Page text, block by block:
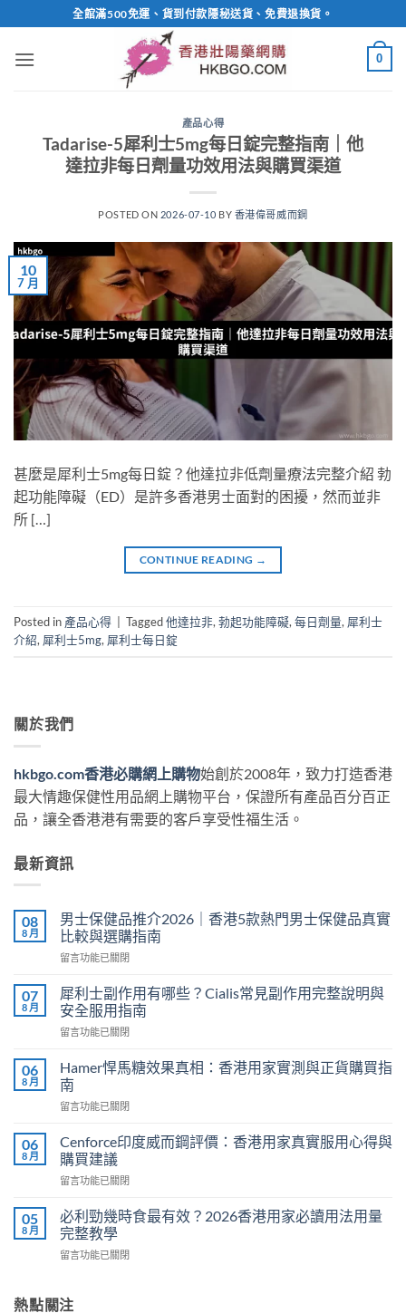
to
content
全館滿500免運、貨到付款隱秘送貨、免費退換貨。
0
產品心得
Tadarise-5犀利士5mg每日錠完整指南｜他
達拉非每日劑量功效用法與購買渠道
POSTED ON 2026-07-10 BY 香港偉哥威而鋼
10
7 月
甚麼是犀利士5mg每日錠？他達拉非低劑量療法完整介紹 勃
起功能障礙（ED）是許多香港男士面對的困擾，然而並非
所 […]
CONTINUE READING →
Posted in 產品心得 Tagged他達拉非,勃起功能障礙,每日劑量, 犀利士
介紹, 犀利士5mg, 犀利士每日錠
關於我們
hkbgo.com香港必購網上購物始創於2008年，致力打造香港
最大情趣保健性用品網上購物平台，保證所有產品百分百正
品，讓全香港港有需要的客戶享受性福生活。
最新資訊
08
8 月
男士保健品推介2026｜香港5款熱門男士保健品真實
比較與選購指南
在
士
保
健
品
介
2026
｜
香
5
款
門
士
保
健
實
留言功能已關閉
07
8 月
犀利士副作用有哪些？Cialis常見副作用完整說明與
安全服用指南
在
利
士
副
作
有
哪
些？
Cialis
見
副
用
說
留言功能已關閉
06
8 月
Hamer悍馬糖效果真相：香港用家實測與正貨購買指
南
在
悍
馬
糖
效
真
相：
香
港
實
留言功能已關閉
06
8 月
Cenforce印度威而鋼評價：香港用家真實服用心得與
購買建議
在
印
度
威
而
價：
留言功能已關閉
05
8 月
必利勁幾時食最有效？2026香港用家必讀用法用量
完整教學
在
勁
留言功能已關閉
熱點關注